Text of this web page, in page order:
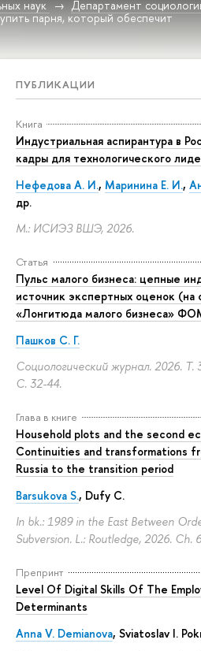
наук
Департамент
парня, который обеспечит
ПУБЛИКАЦИИ
Книга
Индустриальная аспирантура в
кадры для технологического
Нефедова А. И., Маринина Е. И.,
др.
М.: ИСИЭЗ ВШЭ, 2026.
Статья
Пульс малого бизнеса: цепные
источник экспертных оценок (на
«Лонгитюда малого бизнеса»
Пашков С. Г.
Социологический журнал. 2026.
С. 32-44.
Глава в книге
Household plots and the second
Continuities and transformations
Russia to the transition period
Barsukova S., Dufy C.
In bk.: 1989 in the East Between
Subversion. L.: Routledge, 2026. Ch.
Препринт
Level Of Digital Skills Of The
Determinants
Anna V. Demianova, Sviatoslav I.